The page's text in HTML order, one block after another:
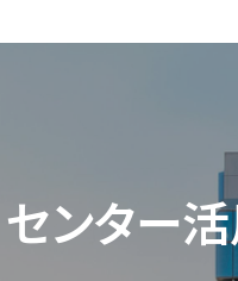
センター